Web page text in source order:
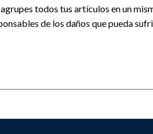
todos tus artículos en un
de los daños que pueda